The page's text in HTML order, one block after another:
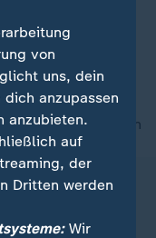
Belgien und
nach oben
von
uns, dein
dich anzupassen
anzubieten.
auf
der
Dritten werden
Wir